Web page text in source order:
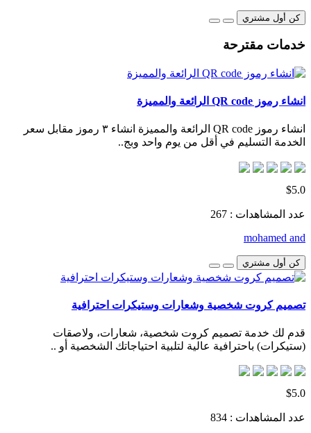
كن أول مشتري
خدمات مقترحة
انشاء رموز QR code الرائعة والمميزة
انشاء رموز QR code الرائعة والمميزة انشاء ٣ رموز مقابل سعر
الخدمة التسليم في أقل من يوم واحد وبج..
$5.0
عدد المشاهدات : 267
mohamed and
كن أول مشتري
تصميم كروت شخصية وشعارات وستيكرات احترافية
قدم لك خدمة تصميم كروت شخصية، شعارات، ولاصقات
(ستيكرات) باحترافية عالية لتلبية احتياجاتك الشخصية أو ..
$5.0
عدد المشاهدات : 834